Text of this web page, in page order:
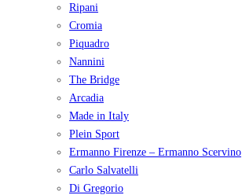
Ripani
Cromia
Piquadro
Nannini
The Bridge
Arcadia
Made in Italy
Plein Sport
Ermanno Firenze – Ermanno Scervino
Carlo Salvatelli
Di Gregorio